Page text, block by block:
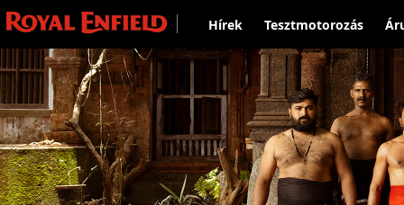
Hírek Tesztmotorozás